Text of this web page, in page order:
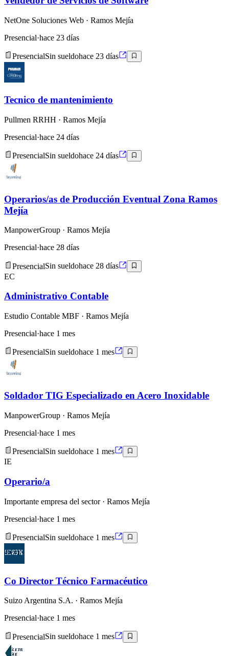
NetOne Soluciones Web · Ramos Mejía
Presencial·hace 23 días
PresencialSin sueldohace 23 días
Tecnico de mantenimiento
Pullmen RRHH · Ramos Mejía
Presencial·hace 24 días
PresencialSin sueldohace 24 días
Operarios/as de Producción Eventual Zona Ramos
Mejía
ManpowerGroup · Ramos Mejía
Presencial·hace 28 días
PresencialSin sueldohace 28 días
EC
Administrativo Contable
Estudio Contable MBF · Ramos Mejía
Presencial·hace 1 mes
PresencialSin sueldohace 1 mes
Soldador TIG Especializado en Acero Inoxidable
ManpowerGroup · Ramos Mejía
Presencial·hace 1 mes
PresencialSin sueldohace 1 mes
IE
Operario/a
Importante empresa del sector· Ramos Mejía
Presencial·hace 1 mes
PresencialSin sueldohace 1 mes
Co Director Técnico Farmacéutico
Suizo Argentina S.A. · Ramos Mejía
Presencial·hace 1 mes
PresencialSin sueldohace 1 mes